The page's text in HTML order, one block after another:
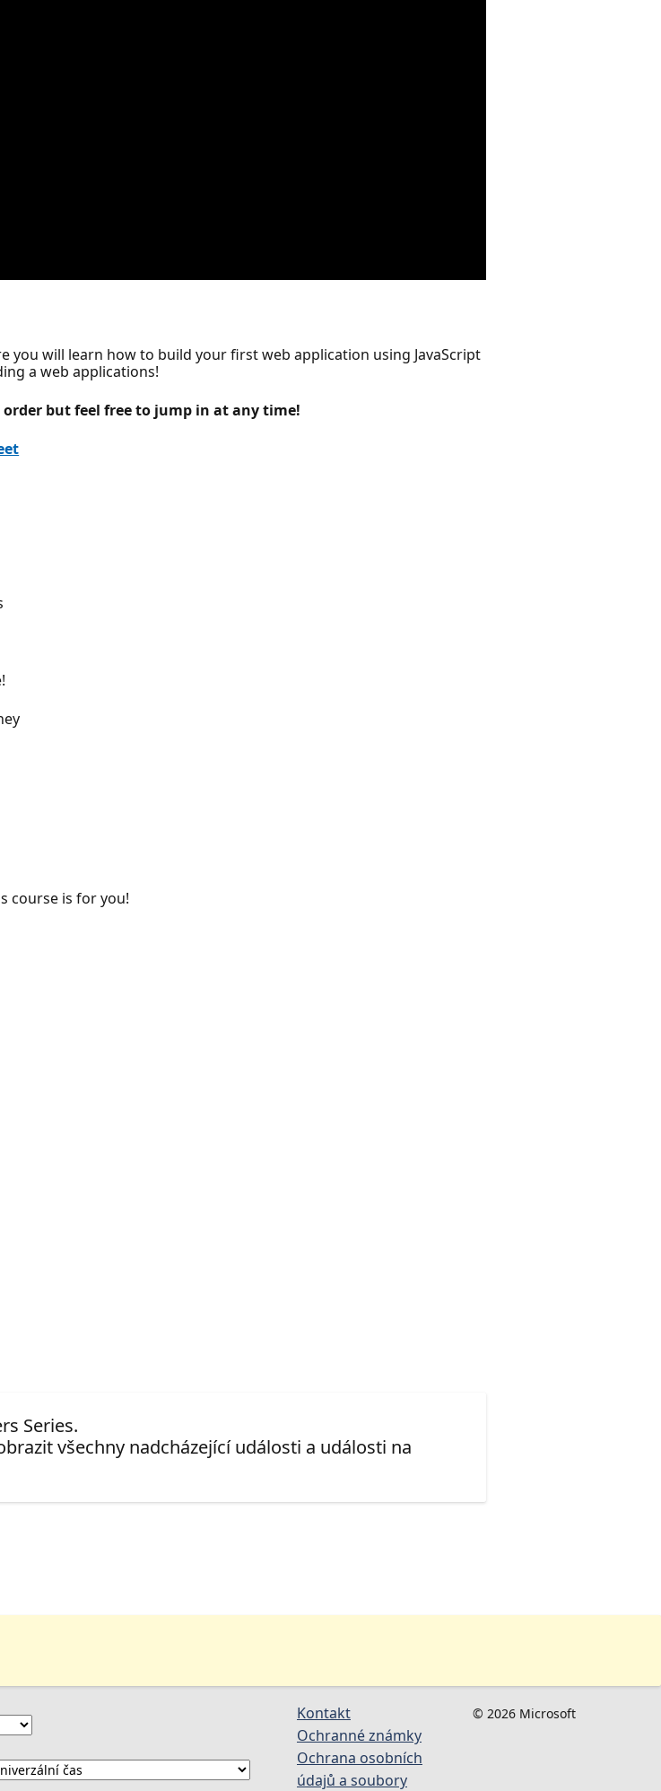
you will learn how to build your first web application using JavaScript
a web applications!
but feel free to jump in at any time!
course is for you!
Series.
všechny nadcházející události a události na
Kontakt
Ochranné známky
Ochrana osobních
údajů a soubory
© 2026 Microsoft